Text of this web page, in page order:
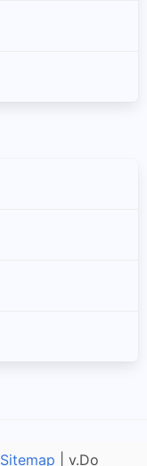
Sitemap | v.Do